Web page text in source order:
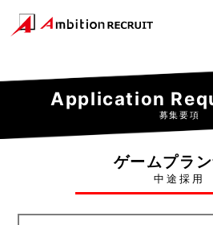
Application
募集要項
ゲームプラ
中途採用